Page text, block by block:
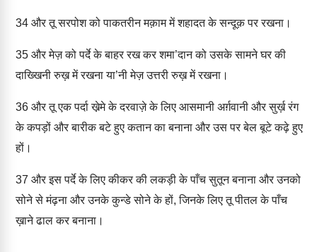
34 और तू सरपोश को पाकतरीन मक़ाम में शहादत के सन्दूक़ पर रखना।
35 और मेज़ को पर्दे के बाहर रख कर शमा’दान को उसके सामने घर की
दाख्खिनी रुख़ में रखना या’नी मेज़ उत्तरी रुख़ में रखना।
36 और तू एक पर्दा खे़मे के दरवाज़े के लिए आसमानी अर्ग़वानी और सुर्ख़ रंग
के कपड़ों और बारीक बटे हुए कतान का बनाना और उस पर बेल बूटे कढ़े हुए
हों।
37 और इस पर्दे के लिए कीकर की लकड़ी के पाँच सुतून बनाना और उनको
सोने से मंढ़ना और उनके कुन्डे सोने के हों, जिनके लिए तू पीतल के पाँच
ख़ाने ढाल कर बनाना।